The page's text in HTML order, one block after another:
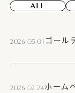
ALL
2026 05 01 ゴール
2026 02 24ホーム